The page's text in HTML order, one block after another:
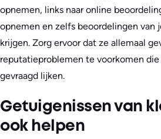
opnemen, links naar online
opnemen en zelfs beoordelingen van
krijgen. Zorg ervoor dat ze allemaal
reputatieproblemen te voorkomen
gevraagd lijken.
Getuigenissen van
ook helpen